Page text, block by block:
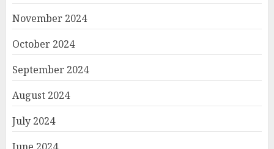
November 2024
October 2024
September 2024
August 2024
July 2024